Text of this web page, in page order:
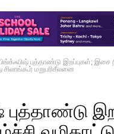
புத்தாண்டு இறப்புகள்; இசை
சிலாங்கூர் மறுபரிசீலனை
புத்தாண்டு